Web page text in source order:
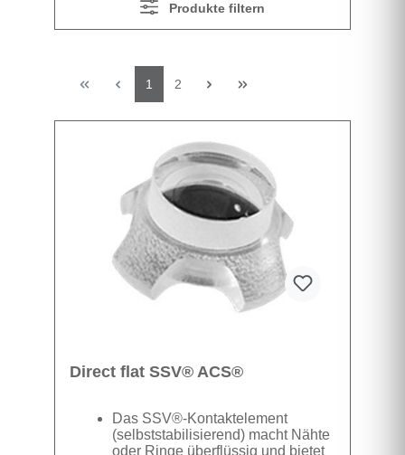
Produkte filtern
1 2
Direct flat SSV® ACS®
Das SSV®-Kontaktelement
(selbststabilisierend) macht Nähte
oder Ringe überflüssig und bietet